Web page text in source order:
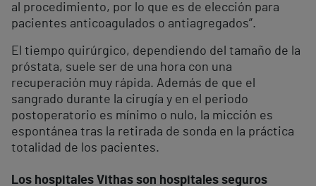
al procedimiento, por lo que es de elección para
pacientes anticoagulados o antiagregados”.
El tiempo quirúrgico, dependiendo del tamaño de la
próstata, suele ser de una hora con una
recuperación muy rápida. Además de que el
sangrado durante la cirugía y en el periodo
postoperatorio es mínimo o nulo, la micción es
espontánea tras la retirada de sonda en la práctica
totalidad de los pacientes.
Los hospitales Vithas son hospitales seguros